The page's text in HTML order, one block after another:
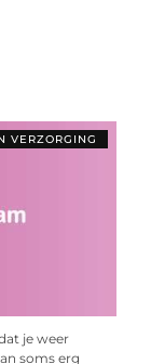
VERZORGING
je weer
soms erg